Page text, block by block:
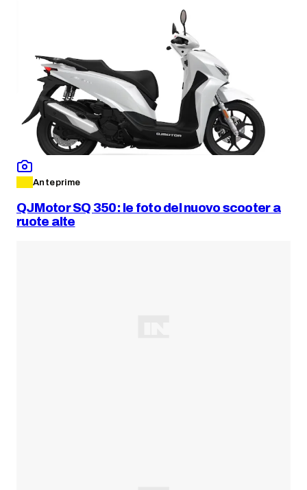
Anteprime
QJMotor SQ 350: le foto del nuovo scooter a
ruote alte